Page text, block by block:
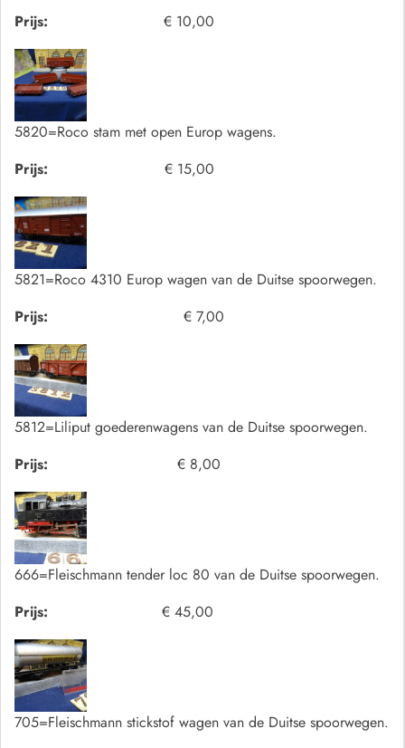
Prijs: € 10,00
5820=Roco stam met open Europ wagens.
Prijs:
€ 15,00
5821=Roco 4310 Europ wagen van de Duitse spoorwegen.
Prijs:
€ 7,00
5812=Liliput goederenwagens van de Duitse spoorwegen.
Prijs:
€ 8,00
666=Fleischmann tender loc 80 van de Duitse spoorwegen.
Prijs:
€ 45,00
705=Fleischmann stickstof wagen van de Duitse spoorwegen.